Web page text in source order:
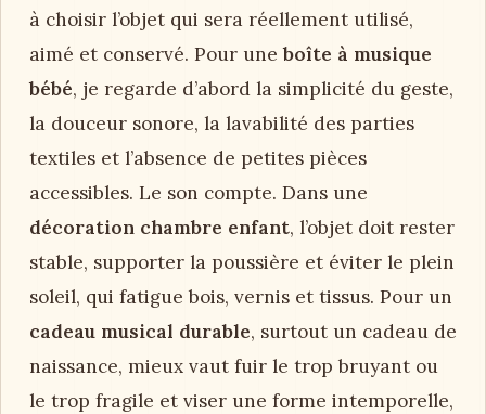
à choisir l’objet qui sera réellement utilisé,
aimé et conservé. Pour uneboîte à musique
bébé, je regarde d’abord la simplicité du geste,
la douceur sonore, la lavabilité des parties
textiles et l’absence de petites pièces
accessibles. Le son compte. Dans une
décoration chambre enfant, l’objet doit rester
stable, supporter la poussière et éviter le plein
soleil, qui fatigue bois, vernis et tissus. Pour un
cadeau musical durable, surtout un cadeau de
naissance, mieux vaut fuir le trop bruyant ou
le trop fragile et viser une forme intemporelle,